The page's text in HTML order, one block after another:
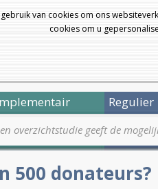
van cookies om ons
cookies om u
Regulier
overzichtstudie geeft de
500 donateurs?